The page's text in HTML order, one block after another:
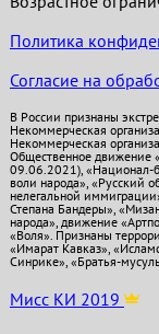
Политика
Согласие на
В России признаны
Некоммерческая
Некоммерческая
Общественное движение
09.06.2021), «Национал-
воли народа», «Русский
нелегальной
Степана Бандеры»,
народа», движение
«Воля». Признаны
«Имарат Кавказ»,
Синрике», «Братья-
Мисс КИ 2019